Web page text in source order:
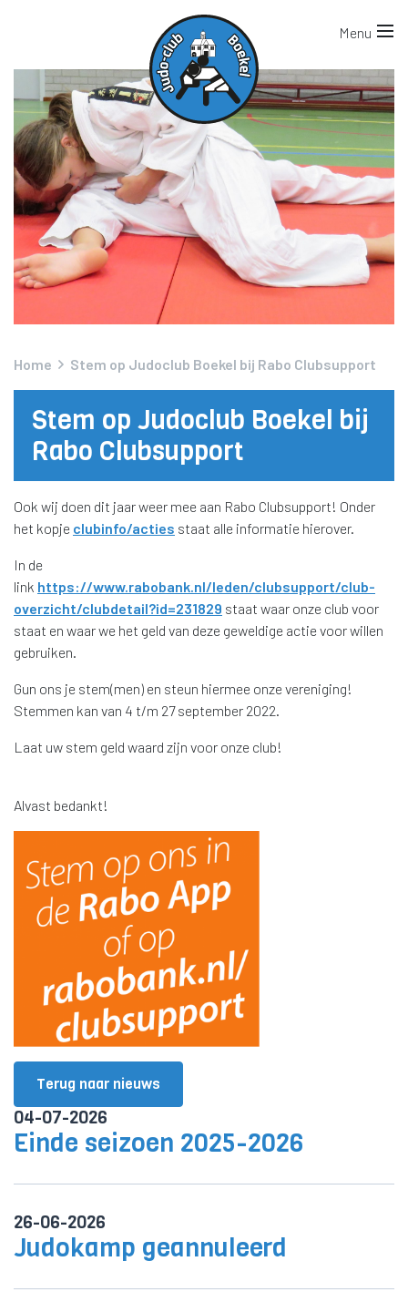
Home Stem op Judoclub Boekel bij Rabo Clubsupport
Stem op Judoclub Boekel bij
Rabo Clubsupport
Ook wij doen dit jaar weer mee aan Rabo Clubsupport! Onder
het kopje clubinfo/acties staat alle informatie hierover.
In de
link https://www.rabobank.nl/leden/clubsupport/club-
overzicht/clubdetail?id=231829 staat waar onze club voor
staat en waar we het geld van deze geweldige actie voor willen
gebruiken.
Gun ons je stem(men) en steun hiermee onze vereniging!
Stemmen kan van 4 t/m 27 september 2022.
Laat uw stem geld waard zijn voor onze club!
Alvast bedankt!
Terug naar nieuws
04-07-2026
Einde seizoen 2025-2026
26-06-2026
Judokamp geannuleerd